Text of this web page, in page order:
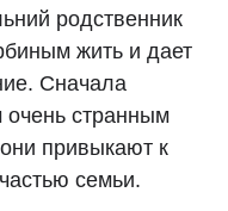
родственник
жить и дает
Сначала
очень странным
привыкают к
семьи.